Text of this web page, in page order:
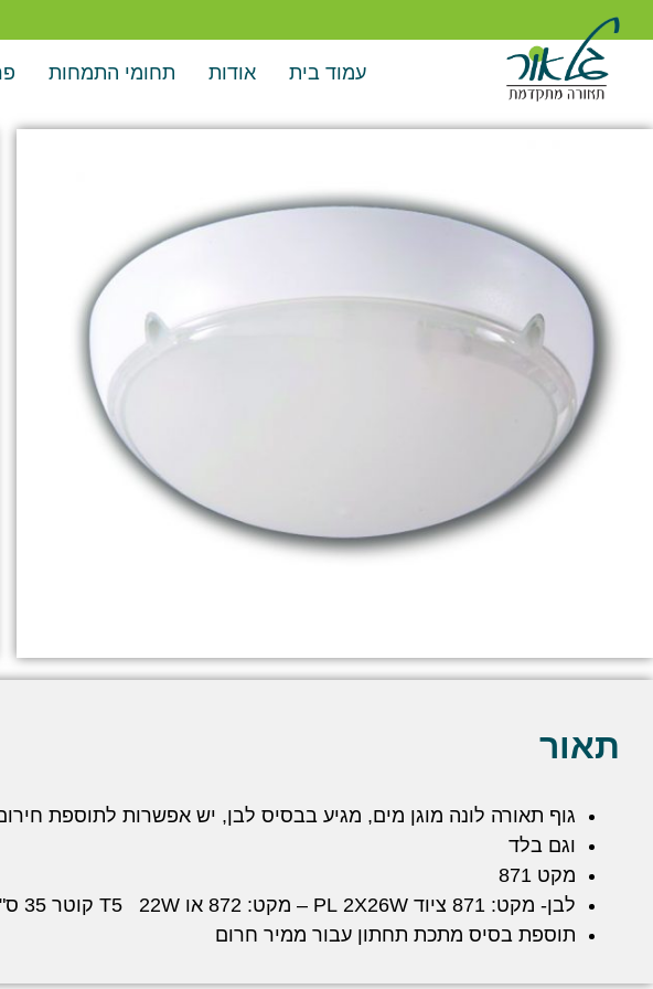
עמוד בית אודות תחומי התמחות
תאור
גוף תאורה לונה מוגן מים, מגיע בבסיס לבן, יש אפשרות לתוספת
וגם בלד
מקט 871
לבן- מקט: 871 ציוד 2X26W
PL – מקט: 872 או 22W T5 קוטר 35 ס"מ גובה 10 ס"מ
תוספת בסיס מתכת תחתון עבור ממיר חרום